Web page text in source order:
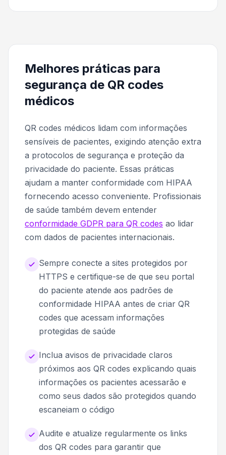
Melhores práticas para
segurança de QR codes
médicos
QR codes médicos lidam com informações
sensíveis de pacientes, exigindo atenção extra
a protocolos de segurança e proteção da
privacidade do paciente. Essas práticas
ajudam a manter conformidade com HIPAA
fornecendo acesso conveniente. Profissionais
de saúde também devem entender
conformidade GDPR para QR codes ao lidar
com dados de pacientes internacionais.
Sempre conecte a sites protegidos por
HTTPS e certifique-se de que seu portal
do paciente atende aos padrões de
conformidade HIPAA antes de criar QR
codes que acessam informações
protegidas de saúde
Inclua avisos de privacidade claros
próximos aos QR codes explicando quais
informações os pacientes acessarão e
como seus dados são protegidos quando
escaneiam o código
Audite e atualize regularmente os links
dos QR codes para garantir que